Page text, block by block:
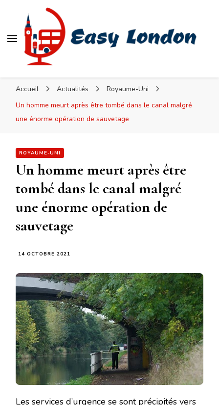
Accueil Actualités
Royaume-Uni
Un homme meurt après être tombé dans le canal malgré
une énorme opération de sauvetage
ROYAUME-UNI
Un homme meurt après être
tombé dans le canal malgré
une énorme opération de
sauvetage
14 OCTOBRE 2021
Les services d’urgence se sont précipités vers